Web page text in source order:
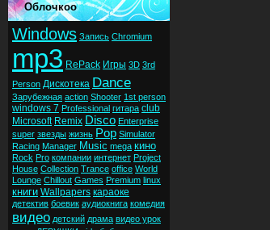
Облочкоо
Windows Запись Chromium
mp3 RePack Игры 3D 3rd
Person Дискотека Dance
Зарубежная action Shooter 1st person
windows 7 Professional гитара club
Microsoft Remix Disco Enterprise
super звезды жизнь Pop Simulator
Racing Manager Music mega кино
Rock Pro компании интернет Project
House Collection Trance office World
Lounge Chillout Games Premium linux
книги Wallpapers караоке
детектив боевик аудиокнига комедия
видео детский драма видео урок